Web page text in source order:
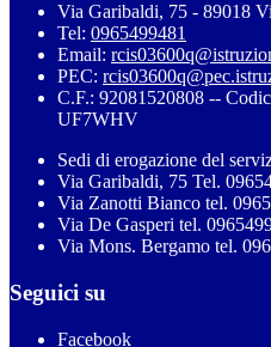
Via Garibaldi, 75 - 89018
Tel: 0965499481
Email:
PEC:
C.F.: 92081520808 --
UF7WHV
Sedi di erogazione del
Via Garibaldi, 75 Tel.
Via Zanotti Bianco tel.
Via De Gasperi tel.
Via Mons. Bergamo tel.
Seguici su
Facebook